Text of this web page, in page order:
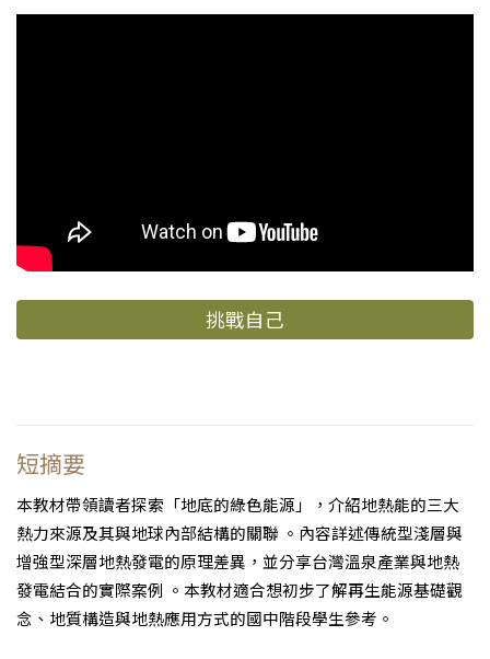
挑戰自己
短摘要
本教材帶領讀者探索「地底的綠色能源」，介紹地熱能的三大
熱力來源及其與地球內部結構的關聯 。內容詳述傳統型淺層與
增強型深層地熱發電的原理差異，並分享台灣溫泉產業與地熱
發電結合的實際案例 。本教材適合想初步了解再生能源基礎觀
念、地質構造與地熱應用方式的國中階段學生參考。